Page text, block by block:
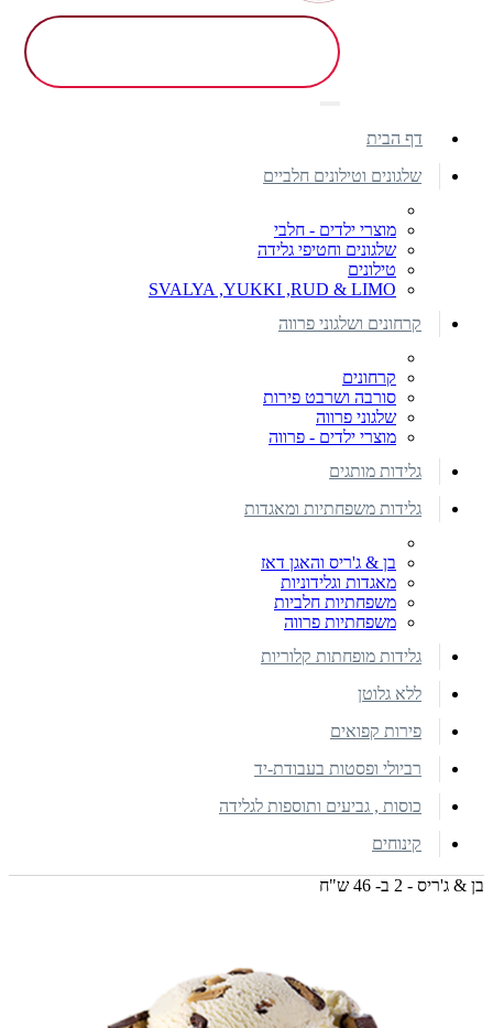
דף הבית
שלגונים וטילונים חלביים
מוצרי ילדים - חלבי
שלגונים וחטיפי גלידה
טילונים
SVALYA ,YUKKI ,RUD & LIMO
קרחונים ושלגוני פרווה
קרחונים
סורבה ושרבט פירות
שלגוני פרווה
מוצרי ילדים - פרווה
גלידות מותגים
גלידות משפחתיות ומאגדות
בן & ג'ריס והאגן דאז
מאגדות וגלידוניות
משפחתיות חלביות
משפחתיות פרווה
גלידות מופחתות קלוריות
ללא גלוטן
פירות קפואים
רביולי ופסטות בעבודת-יד
כוסות , גביעים ותוספות לגלידה
קינוחים
בן & ג'ריס - 2 ב- 46 ש"ח